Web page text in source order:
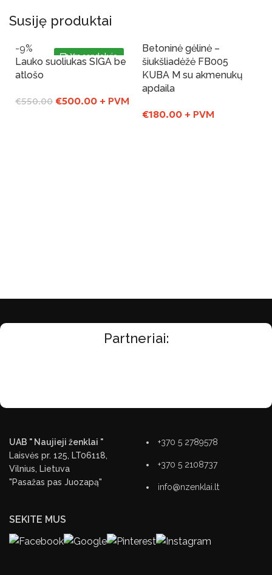
Susiję produktai
-9%
Yra sandelyje
Lauko suoliukas SIGA be
atlošo
€550.00 €500.00 + PVM
Yra sandelyje
Betoninė gėlinė –
šiukšliadėžė FB005
KUBA M su akmenukų
apdaila
€180.00 + PVM
Partneriai:
UAB " Naujieji ženklai "
Laisvės pr. 125, LT06118,
Vilnius, Lietuva
"Pasažas pas Juozapą"
+370 5 2789578
+370 5 2108737
info@nzenklai.lt
SEKITE MUS